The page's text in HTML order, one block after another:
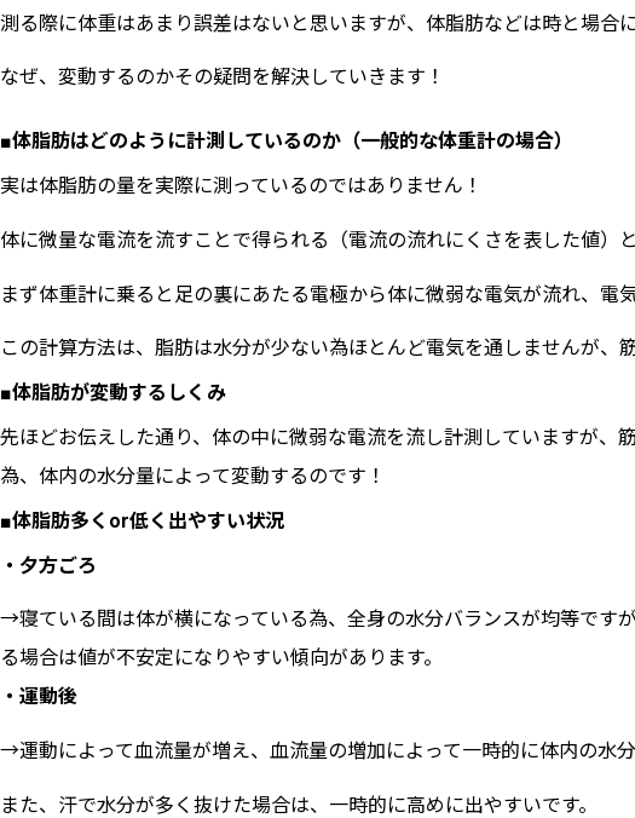
測る際に体重はあまり誤差はないと思いますが、体脂肪などは時と場合
なぜ、変動するのかその疑問を解決していきます！
■体脂肪はどのように計測しているのか（一般的な体重計の場合）
実は体脂肪の量を実際に測っているのではありません！
体に微量な電流を流すことで得られる（電流の流れにくさを表した値）
まず体重計に乗ると足の裏にあたる電極から体に微弱な電気が流れ、電
この計算方法は、脂肪は水分が少ない為ほとんど電気を通しませんが、
■体脂肪が変動するしくみ
先ほどお伝えした通り、体の中に微弱な電流を流し計測していますが
為、体内の水分量によって変動するのです！
■体脂肪多くor低く出やすい状況
・夕方ごろ
→寝ている間は体が横になっている為、全身の水分バランスが均等です
る場合は値が不安定になりやすい傾向があります。
・運動後
→運動によって血流量が増え、血流量の増加によって一時的に体内の水
また、汗で水分が多く抜けた場合は、一時的に高めに出やすいです。